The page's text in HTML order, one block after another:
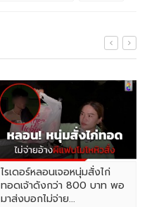
ไรเดอร์หลอนเจอหนุ่มสั่งไก่
ทอดเจ้าดังกว่า 800 บาท พอ
มาส่งบอกไม่จ่าย...